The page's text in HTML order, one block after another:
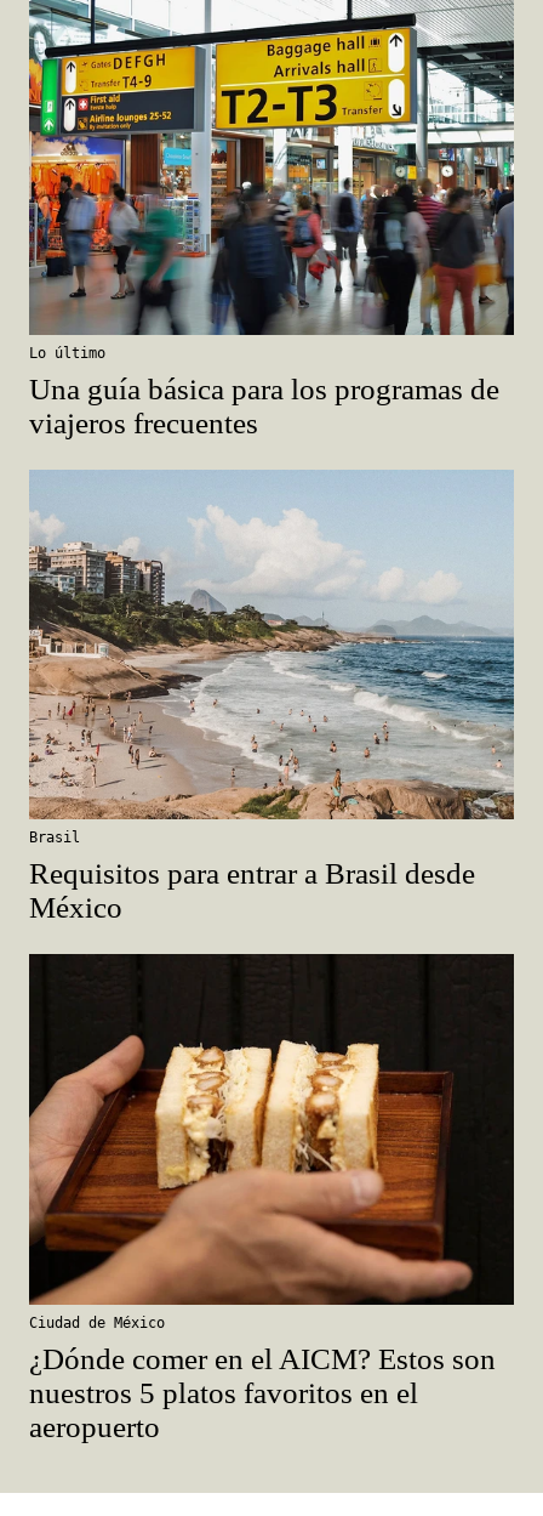
Lo último
Una guía básica para los programas de
viajeros frecuentes
Brasil
Requisitos para entrar a Brasil desde
México
Ciudad de México
¿Dónde comer en el AICM? Estos son
nuestros 5 platos favoritos en el
aeropuerto